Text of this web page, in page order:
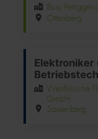
Buss
Ottersberg
Westfälische
GmbH
Sassenberg